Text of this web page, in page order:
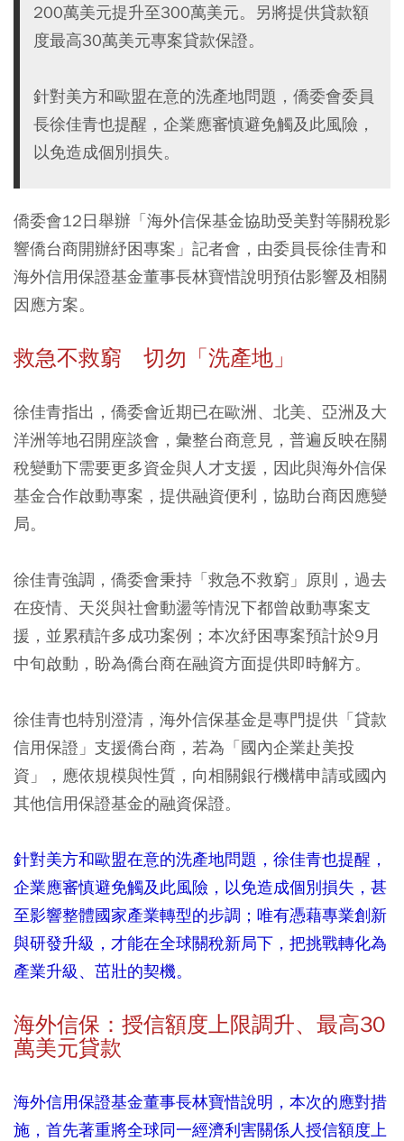
200萬美元提升至300萬美元。另將提供貸款額
度最高30萬美元專案貸款保證。
針對美方和歐盟在意的洗產地問題，僑委會委員
長徐佳青也提醒，企業應審慎避免觸及此風險，
以免造成個別損失。
僑委會12日舉辦「海外信保基金協助受美對等關稅影
響僑台商開辦紓困專案」記者會，由委員長徐佳青和
海外信用保證基金董事長林寶惜說明預估影響及相關
因應方案。
救急不救窮 切勿「洗產地」
徐佳青指出，僑委會近期已在歐洲、北美、亞洲及大
洋洲等地召開座談會，彙整台商意見，普遍反映在關
稅變動下需要更多資金與人才支援，因此與海外信保
基金合作啟動專案，提供融資便利，協助台商因應變
局。
徐佳青強調，僑委會秉持「救急不救窮」原則，過去
在疫情、天災與社會動盪等情況下都曾啟動專案支
援，並累積許多成功案例；本次紓困專案預計於9月
中旬啟動，盼為僑台商在融資方面提供即時解方。
徐佳青也特別澄清，海外信保基金是專門提供「貸款
信用保證」支援僑台商，若為「國內企業赴美投
資」，應依規模與性質，向相關銀行機構申請或國內
其他信用保證基金的融資保證。
針對美方和歐盟在意的洗產地問題，徐佳青也提醒，
企業應審慎避免觸及此風險，以免造成個別損失，甚
至影響整體國家產業轉型的步調；唯有憑藉專業創新
與研發升級，才能在全球關稅新局下，把挑戰轉化為
產業升級、茁壯的契機。
海外信保：授信額度上限調升、最高30
萬美元貸款
海外信用保證基金董事長林寶惜說明，本次的應對措
施，首先著重將全球同一經濟利害關係人授信額度上